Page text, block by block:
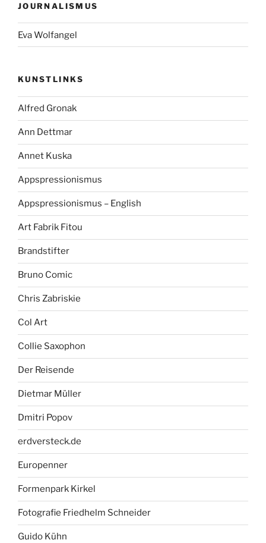
JOURNALISMUS
Eva Wolfangel
KUNSTLINKS
Alfred Gronak
Ann Dettmar
Annet Kuska
Appspressionismus
Appspressionismus – English
Art Fabrik Fitou
Brandstifter
Bruno Comic
Chris Zabriskie
Col Art
Collie Saxophon
Der Reisende
Dietmar Müller
Dmitri Popov
erdversteck.de
Europenner
Formenpark Kirkel
Fotografie Friedhelm Schneider
Guido Kühn